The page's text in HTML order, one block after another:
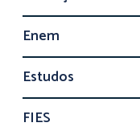
Enem
Estudos
FIES